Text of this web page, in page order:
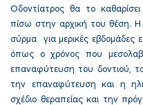
Οδοντίατρος θα το
πίσω στην αρχική του θέση. Η
σύρμα για μερικές εβδομάδες
όπως ο χρόνος που
επαναφύτευση του δοντιού,
την επαναφύτευση και η
σχέδιο θεραπείας και την